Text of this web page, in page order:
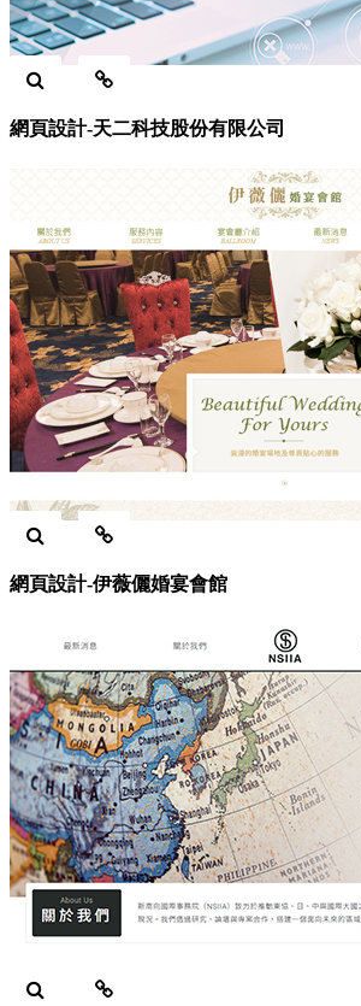
網頁設計-天二科技股份有限公司
網頁設計-伊薇儷婚宴會館